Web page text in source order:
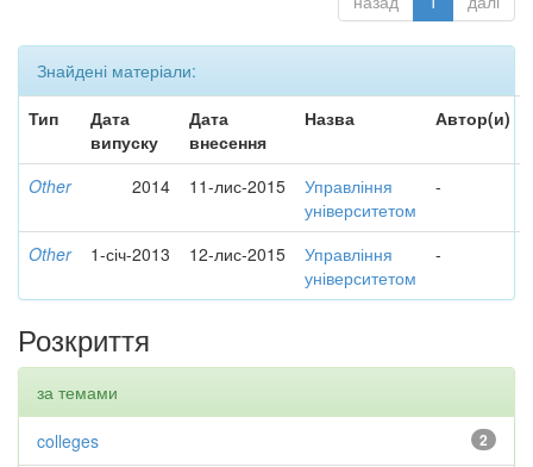
Знайдені матеріали:
Тип
Дата
випуску
Дата
внесення
Назва Автор(и)
Other 2014 11-лис-2015
Управління
університетом
-
Other 1-січ-2013 12-лис-2015
Управління
університетом
-
Розкриття
за темами
2
colleges